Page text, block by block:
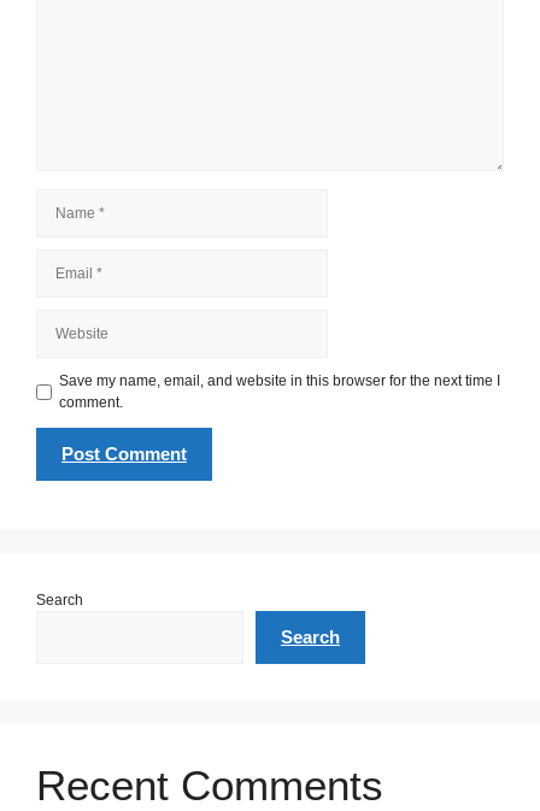
Save my name, email, and website in this browser for the next time I
comment.
Search
Search
Recent Comments